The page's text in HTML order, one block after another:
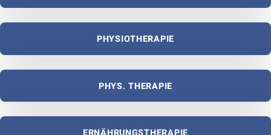
PHYSIOTHERAPIE
PHYS. THERAPIE